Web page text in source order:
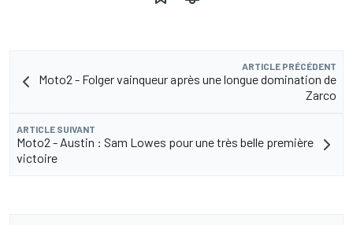
ARTICLE PRÉCÉDENT
Moto2 - Folger vainqueur après une longue domination de
Zarco
ARTICLE SUIVANT
Moto2 - Austin : Sam Lowes pour une très belle première
victoire